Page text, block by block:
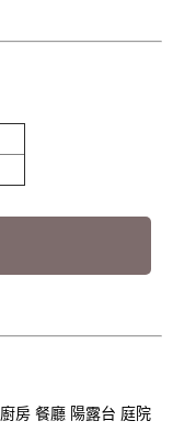
廚房 餐廳 陽露台 庭院